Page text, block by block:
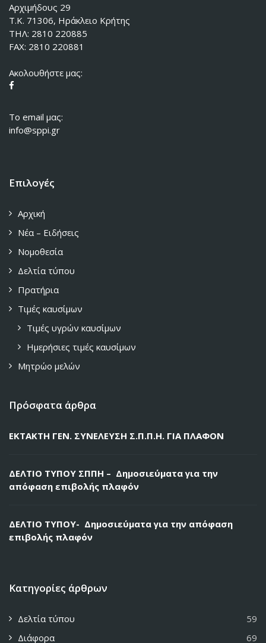
Αρχιμήδους 29
Τ.Κ. 71306, Ηράκλειο Κρήτης
ΤΗΛ: 2810 220885
FAX: 2810 220881
Ακολουθήστε μας:
To email μας:
info@sppi.gr
Επιλογές
Αρχική
Νέα – Ειδήσεις
Νομοθεσία
Δελτία τύπου
Πρατήρια
Τιμές καυσίμων
Τιμές υγρών καυσίμων
Ημερήσιες τιμές καυσίμων
Μητρώο μελών
Πρόσφατα άρθρα
ΕΚΤΑΚΤΗ ΓΕΝ. ΣΥΝΕΛΕΥΣΗ Σ.Π.Π.Η. ΓΙΑ ΠΛΑΦΟΝ
ΔΕΛΤΙΟ ΤΥΠΟΥ ΣΠΠΗ – Δημοσιεύματα για την
απόφαση επιβολής πλαφόν
ΔΕΛΤΙΟ ΤΥΠΟΥ- Δημοσιεύματα για την απόφαση
επιβολής πλαφόν
Κατηγορίες άρθρων
Δελτία τύπου
59
Διάφορα
69